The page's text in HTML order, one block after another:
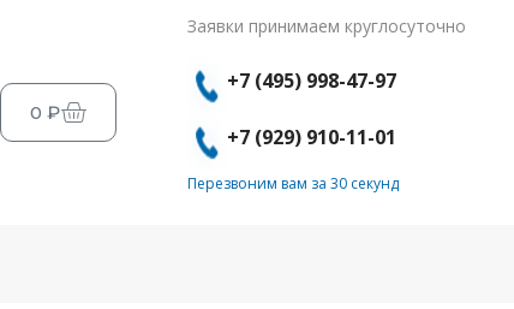
0 ₽
Заявки принимаем круглосуточно
+7 (495) 998-47-97
+7 (929) 910-11-01
Перезвоним вам за 30 секунд